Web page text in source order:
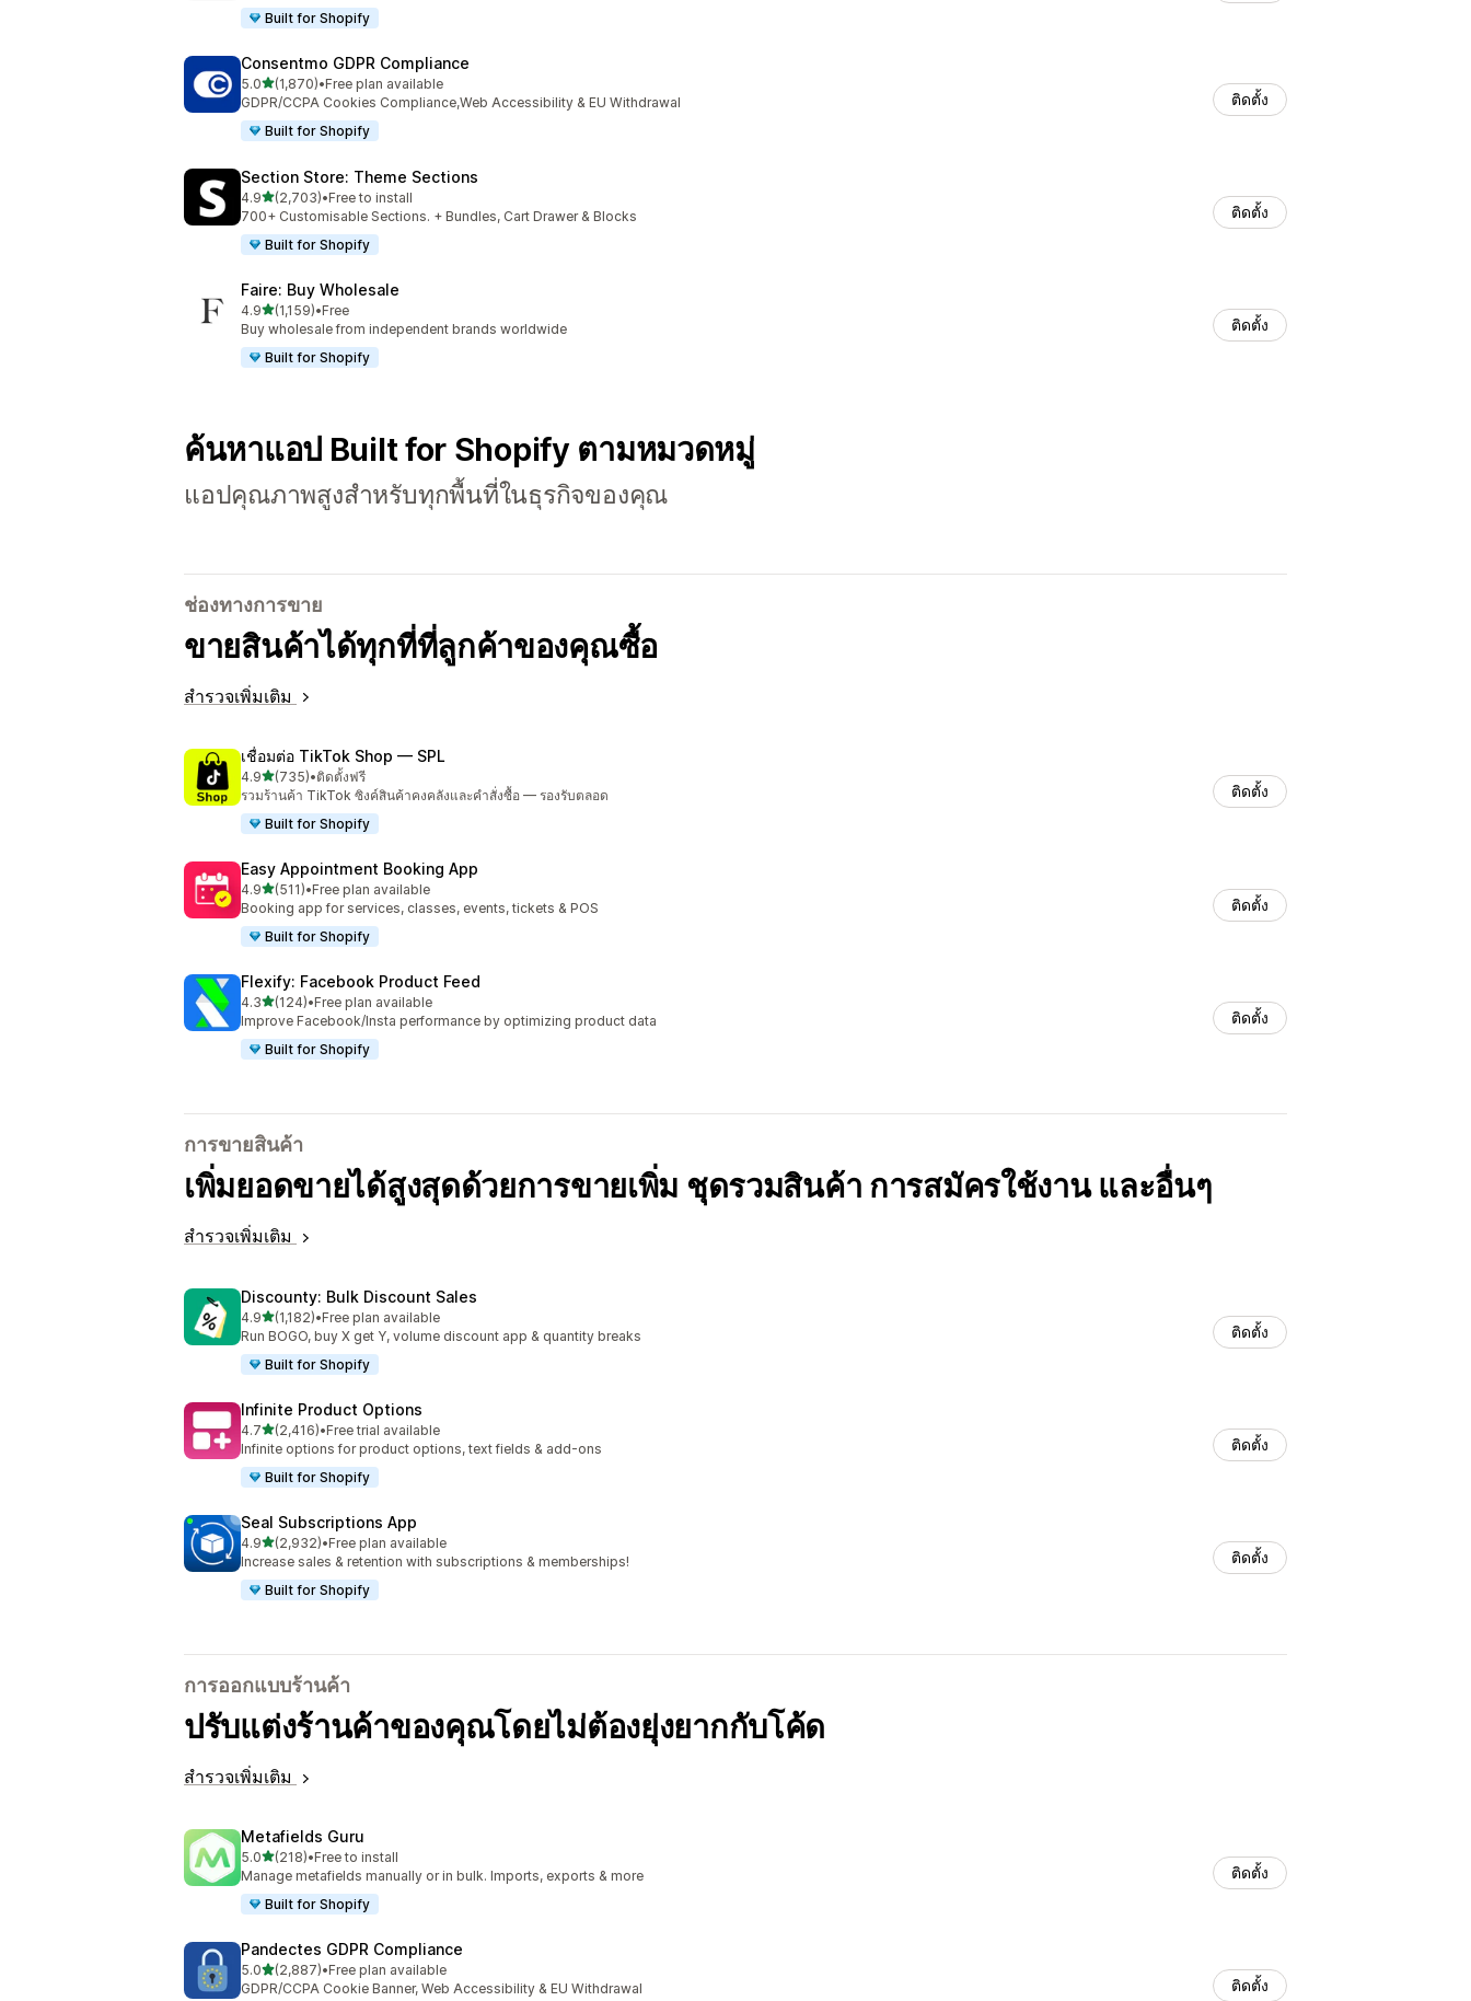
Built for Shopify
Consentmo GDPR Compliance
5.0เต็ม 5 ดาว
(1,870)
ทั้งหมด 1870 รีวิว
•Free plan available
GDPR/CCPA Cookies Compliance,Web Accessibility & EU Withdrawal
Built for Shopify
ติดตั้ง
Section Store: Theme Sections
4.9เต็ม 5 ดาว
(2,703)
ทั้งหมด 2703 รีวิว
•Free to install
700+ Customisable Sections. + Bundles, Cart Drawer & Blocks
Built for Shopify
ติดตั้ง
Faire: Buy Wholesale
4.9เต็ม 5 ดาว
(1,159)
ทั้งหมด 1159 รีวิว
•Free
Buy wholesale from independent brands worldwide
Built for Shopify
ติดตั้ง
ค้นหาแอป Built for Shopify ตามหมวดหมู่
แอปคุณภาพสูงสำหรับทุกพื้นที่ในธุรกิจของคุณ
ช่องทางการขาย
ขายสินค้าได้ทุกที่ที่ลูกค้าของคุณซื้อ
สำรวจเพิ่มเติม
เชื่อมต่อ TikTok Shop — SPL
4.9เต็ม 5 ดาว
(735)
ทั้งหมด 735 รีวิว
•ติดตั้งฟรี
รวมร้านค้า TikTok ซิงค์สินค้าคงคลังและคำสั่งซื้อ — รองรับตลอด
Built for Shopify
ติดตั้ง
Easy Appointment Booking App
4.9เต็ม 5 ดาว
(511)
ทั้งหมด 511 รีวิว
•Free plan available
Booking app for services, classes, events, tickets & POS
Built for Shopify
ติดตั้ง
Flexify: Facebook Product Feed
4.3เต็ม 5 ดาว
(124)
ทั้งหมด 124 รีวิว
•Free plan available
Improve Facebook/Insta performance by optimizing product data
Built for Shopify
ติดตั้ง
การขายสินค้า
เพิ่มยอดขายได้สูงสุดด้วยการขายเพิ่ม ชุดรวมสินค้า การสมัครใช้งาน และอื่นๆ
สำรวจเพิ่มเติม
Discounty: Bulk Discount Sales
4.9เต็ม 5 ดาว
(1,182)
ทั้งหมด 1182 รีวิว
•Free plan available
Run BOGO, buy X get Y, volume discount app & quantity breaks
Built for Shopify
ติดตั้ง
Infinite Product Options
4.7เต็ม 5 ดาว
(2,416)
ทั้งหมด 2416 รีวิว
•Free trial available
Infinite options for product options, text fields & add-ons
Built for Shopify
ติดตั้ง
Seal Subscriptions App
4.9เต็ม 5 ดาว
(2,932)
ทั้งหมด 2932 รีวิว
•Free plan available
Increase sales & retention with subscriptions & memberships!
Built for Shopify
ติดตั้ง
การออกแบบร้านค้า
ปรับแต่งร้านค้าของคุณโดยไม่ต้องยุ่งยากกับโค้ด
สำรวจเพิ่มเติม
Metafields Guru
5.0เต็ม 5 ดาว
(218)
ทั้งหมด 218 รีวิว
•Free to install
Manage metafields manually or in bulk. Imports, exports & more
Built for Shopify
ติดตั้ง
Pandectes GDPR Compliance
5.0เต็ม 5 ดาว
(2,887)
ทั้งหมด 2887 รีวิว
•Free plan available
GDPR/CCPA Cookie Banner, Web Accessibility & EU Withdrawal
ติดตั้ง